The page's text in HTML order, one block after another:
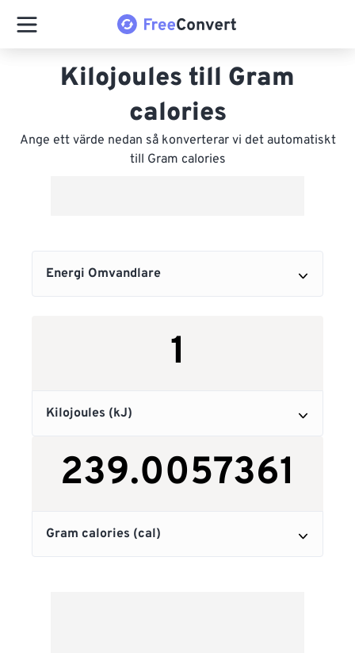
Kilojoules till Gram
calories
Ange ett värde nedan så konverterar vi det automatiskt
till Gram calories